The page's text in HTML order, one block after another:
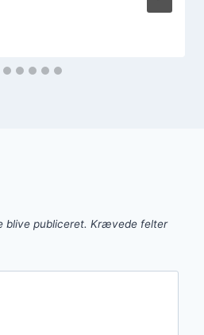
blive publiceret. Krævede felter